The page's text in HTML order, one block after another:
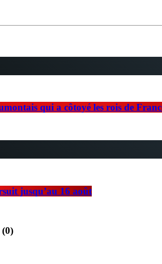
qui a côtoyé les rois de
jusqu’au 16 août
(0)